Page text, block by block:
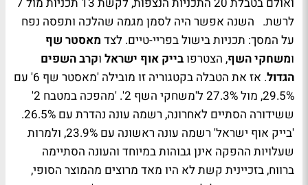
לרשת. השנה אפשר היה לסמן מגמה שהלכה ותפסה נפח
על המסך: תכניות בישול בפריי-טיים. לצד מאסטר שף
ומשחקי השף, הצטרפובייק אוף ישראל וקרב השפים
הגדול
. אז את הטבלה בקטגוריה זו מובילה 'מאסטר שף 6' עם
29.5%, מול 27.3% ל'משחקי השף 2'. 'מהפכה במטבח 2'
ששידורה הסתיים לאחרונה, רשמה עונה נהדרת עם 26.5%.
'בייק אוף ישראל' רשמה עונה ראשונה עם 23.9%, ולמרות
שעלויות ההפקה אינן גבוהות במיוחד והעונה הסתיימה
ברווח, בזכיינית קשת לא היו מאד מרוצים מהמוצר הסופי,